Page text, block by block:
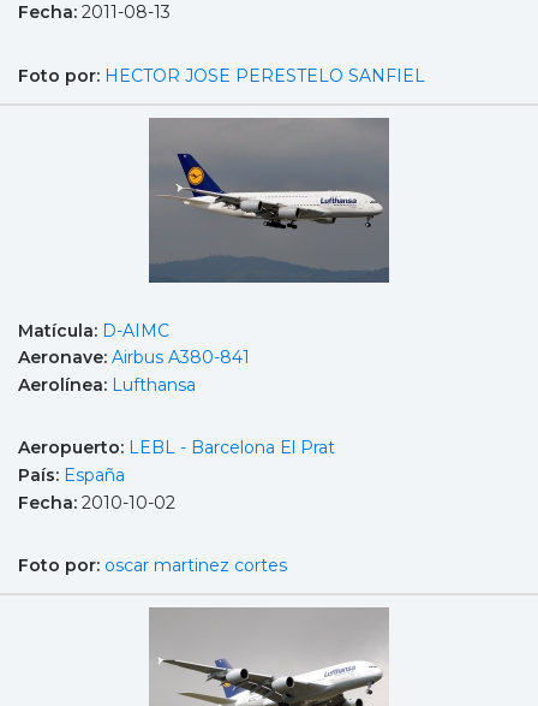
Fecha: 2011-08-13
Foto por: HECTOR JOSE PERESTELO SANFIEL
Matícula: D-AIMC
Aeronave: Airbus A380-841
Aerolínea: Lufthansa
Aeropuerto: LEBL - Barcelona El Prat
País: España
Fecha: 2010-10-02
Foto por: oscar martinez cortes